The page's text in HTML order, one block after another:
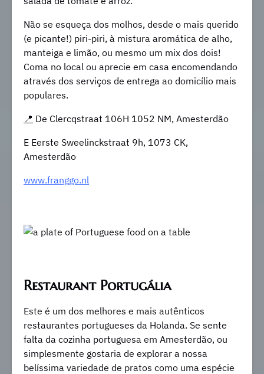
Não se esqueça dos molhos, desde o mais querido
(e picante!) piri-piri, à mistura aromática de alho,
manteiga e limão, ou mesmo um mix dos dois!
Coma no local ou aprecie em casa encomendando
através dos serviços de entrega ao domicílio mais
populares.
📍 De Clercqstraat 106H 1052 NM, Amesterdão
E Eerste Sweelinckstraat 9h, 1073 CK,
Amesterdão
www.franggo.nl
Restaurant Portugália
Este é um dos melhores e mais autênticos
restaurantes portugueses da Holanda. Se sente
falta da cozinha portuguesa em Amesterdão, ou
simplesmente gostaria de explorar a nossa
belíssima variedade de pratos como uma espécie